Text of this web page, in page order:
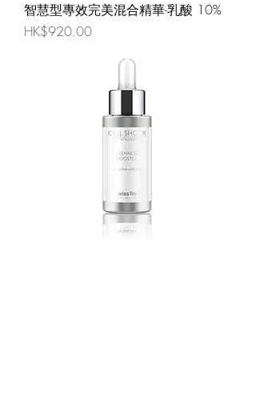
智慧型專效完美混合精華-乳酸 10%
價格
HK$920.00